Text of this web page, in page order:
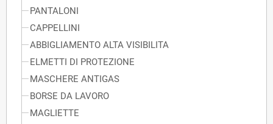
PANTALONI
CAPPELLINI
ABBIGLIAMENTO ALTA VISIBILITA
ELMETTI DI PROTEZIONE
MASCHERE ANTIGAS
BORSE DA LAVORO
MAGLIETTE